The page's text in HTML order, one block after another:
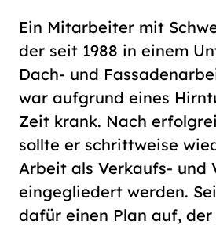
Ein Mitarbeiter mit
der seit 1988 in einem
Dach- und
war aufgrund eines
Zeit krank. Nach
sollte er schrittweise
Arbeit als Verkaufs- und
eingegliedert werden.
dafür einen Plan auf, der